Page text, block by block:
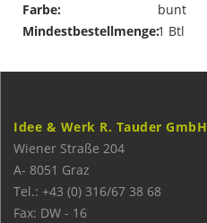
Farbe:
bunt
Mindestbestellmenge:1 Btl
Idee & Werk R. Tauder GmbH
Wiener Straße 204
A- 8051 Graz
Tel.: +43 (0) 316/67 38 68
Fax: DW - 16